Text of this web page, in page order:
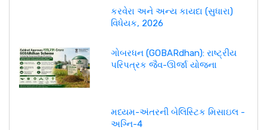
કરવેરા અને અન્ય કાયદા (સુધારા)
વિધેયક, 2026
ગોબરધન (GOBARdhan): રાષ્ટ્રીય
પરિપત્રક જૈવ-ઊર્જા યોજના
મધ્યમ-અંતરની બેલિસ્ટિક મિસાઇલ -
અગ્નિ-4